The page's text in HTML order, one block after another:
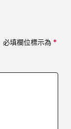
必填欄位標示為 *